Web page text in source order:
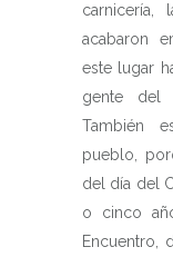
carnicería,
acabaron
este lugar
gente del
También
pueblo,
del día del
o cinco
Encuentro,